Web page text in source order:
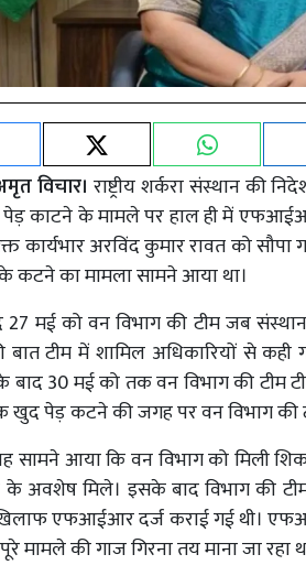
विचार।राष्ट्रीय शर्करा संस्थान की
काटने के मामले पर हाल ही में
कार्यभार अरविंद कुमार रावत को सौपा
कटने का मामला सामने आया था।
मई को वन विभाग की टीम जब
टीम में शामिल अधिकारियों से
बाद 30 मई को तक वन विभाग की टीम
खुद पेड़ कटने की जगह पर वन विभाग की
सामने आया कि वन विभाग को मिली
के अवशेष मिले। इसके बाद विभाग की
एफआईआर दर्ज कराई गई थी।
मामले की गाज गिरना तय माना जा रहा